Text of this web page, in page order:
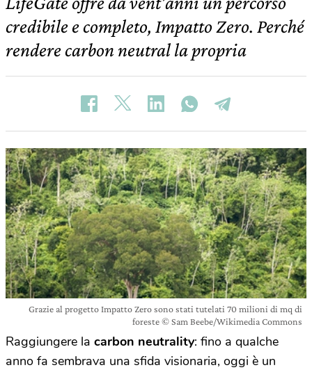
credibile e completo, Impatto Zero. Perché
rendere carbon neutral la propria
Grazie al progetto Impatto Zero sono stati tutelati 70 milioni di mq di
foreste © Sam Beebe/Wikimedia Commons
Raggiungere la carbon neutrality: fino a qualche
anno fa sembrava una sfida visionaria, oggi è un